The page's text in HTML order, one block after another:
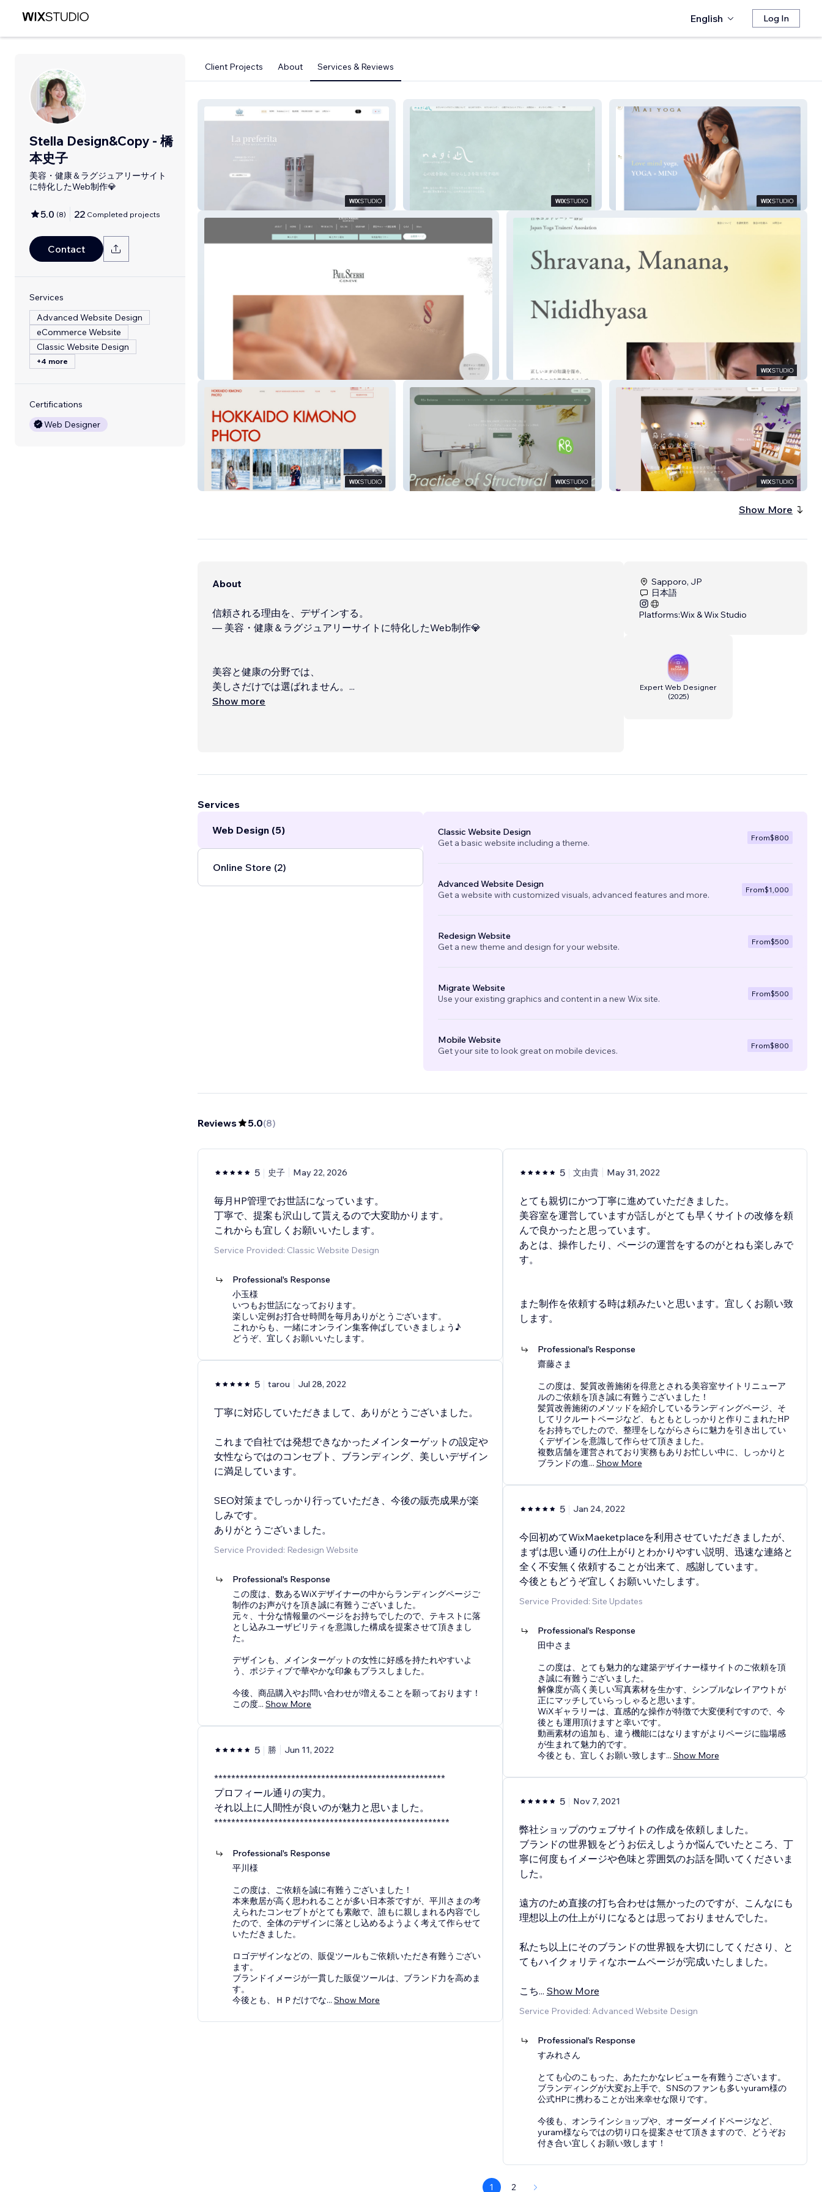
English Log In
Stella Design&Copy - 橋
本史子
美容・健康＆ラグジュアリーサイト
に特化したWeb制作💎
5.0 (8) 22 Completed projects
Contact
Services
Advanced Website Design
eCommerce Website
Classic Website Design
+4 more
Certifications
Web Designer
Client Projects About Services & Reviews
カウンセリング・オフィス「凪」
Maiyoga official website
PAUL SCERRI 日本ヨガトレーナー協会
HOKKAIDO KIMONOPHOTO RE+ BALANCE はぎレディースクリニック
Show More
About
信頼される理由を、デザインする。
― 美容・健康＆ラグジュアリーサイトに特化したWeb制作💎
美容と健康の分野では、
美しさだけでは選ばれません。 ...
Show more
Sapporo, JP
日本語
Platforms:Wix & Wix Studio
Expert Web Designer
(2025)
Services
Web Design (5)
Online Store (2)
Classic Website Design
Get a basic website including a theme.
From$800
Advanced Website Design
Get a website with customized visuals, advanced features and more.
From$1,000
Redesign Website
Get a new theme and design for your website.
From$500
Migrate Website
Use your existing graphics and content in a new Wix site.
From$500
Mobile Website
Get your site to look great on mobile devices.
From$800
Reviews 5.0(8)
5 史子 May 22, 2026
毎月HP管理でお世話になっています。
丁寧で、提案も沢山して貰えるので大変助かります。
これからも宜しくお願いいたします。
Service Provided: Classic Website Design
Professional's Response
小玉様
いつもお世話になっております。
楽しい定例お打合せ時間を毎月ありがとうございます。
これからも、一緒にオンライン集客伸ばしていきましょう♪
どうぞ、宜しくお願いいたします。
5 tarou Jul 28, 2022
丁寧に対応していただきまして、ありがとうございました。
これまで自社では発想できなかったメインターゲットの設定や
女性ならではのコンセプト、ブランディング、美しいデザイン
に満足しています。
SEO対策までしっかり行っていただき、今後の販売成果が楽
しみです。
ありがとうございました。
Service Provided: Redesign Website
Professional's Response
この度は、数あるWiXデザイナーの中からランディングページご
制作のお声がけを頂き誠に有難うございました。
元々、十分な情報量のページをお持ちでしたので、テキストに落
とし込みユーザビリティを意識した構成を提案させて頂きまし
た。
デザインも、メインターゲットの女性に好感を持たれやすいよ
う、ポジティブで華やかな印象もプラスしました。
今後、商品購入やお問い合わせが増えることを願っております！
この度... Show More
5 勝 Jun 11, 2022
******************************************************
プロフィール通りの実力。
それ以上に人間性が良いのが魅力と思いました。
*******************************************************
Professional's Response
平川様
この度は、ご依頼を誠に有難うございました！
本来敷居が高く思われることが多い日本茶ですが、平川さまの考
えられたコンセプトがとても素敵で、誰もに親しまれる内容でし
たので、全体のデザインに落とし込めるようよく考えて作らせて
いただきました。
ロゴデザインなどの、販促ツールもご依頼いただき有難うござい
ます。
ブランドイメージが一貫した販促ツールは、ブランド力を高めま
す。
今後とも、ＨＰだけでな... Show More
5 文由貴 May 31, 2022
とても親切にかつ丁寧に進めていただきました。
美容室を運営していますが話しがとても早くサイトの改修を頼
んで良かったと思っています。
あとは、操作したり、ページの運営をするのがとねも楽しみで
す。
また制作を依頼する時は頼みたいと思います。宜しくお願い致
します。
Professional's Response
齋藤さま
この度は、髪質改善施術を得意とされる美容室サイトリニューア
ルのご依頼を頂き誠に有難うございました！
髪質改善施術のメソッドを紹介しているランディングページ、そ
してリクルートページなど、もともとしっかりと作りこまれたHP
をお持ちでしたので、整理をしながらさらに魅力を引き出してい
くデザインを意識して作らせて頂きました。
複数店舗を運営されており実務もありお忙しい中に、しっかりと
ブランドの進... Show More
5 Jan 24, 2022
今回初めてWixMaeketplaceを利用させていただきましたが、
まずは思い通りの仕上がりとわかりやすい説明、迅速な連絡と
全く不安無く依頼することが出来て、感謝しています。
今後ともどうぞ宜しくお願いいたします。
Service Provided: Site Updates
Professional's Response
田中さま
この度は、とても魅力的な建築デザイナー様サイトのご依頼を頂
き誠に有難うございました。
解像度が高く美しい写真素材を生かす、シンプルなレイアウトが
正にマッチしていらっしゃると思います。
WiXギャラリーは、直感的な操作が特徴で大変便利ですので、今
後とも運用頂けますと幸いです。
動画素材の追加も、違う機能にはなりますがよりページに臨場感
が生まれて魅力的です。
今後とも、宜しくお願い致します... Show More
5 Nov 7, 2021
弊社ショップのウェブサイトの作成を依頼しました。
ブランドの世界観をどうお伝えしようか悩んでいたところ、丁
寧に何度もイメージや色味と雰囲気のお話を聞いてくださいま
した。
遠方のため直接の打ち合わせは無かったのですが、こんなにも
理想以上の仕上がりになるとは思っておりませんでした。
私たち以上にそのブランドの世界観を大切にしてくださり、と
てもハイクォリティなホームページが完成いたしました。
こち... Show More
Service Provided: Advanced Website Design
Professional's Response
すみれさん
とても心のこもった、あたたかなレビューを有難うございます。
ブランディングが大変お上手で、SNSのファンも多いyuram様の
公式HPに携わることが出来幸せな限りです。
今後も、オンラインショップや、オーダーメイドページなど、
yuram様ならではの切り口を提案させて頂きますので、どうぞお
付き合い宜しくお願い致します！
1 2